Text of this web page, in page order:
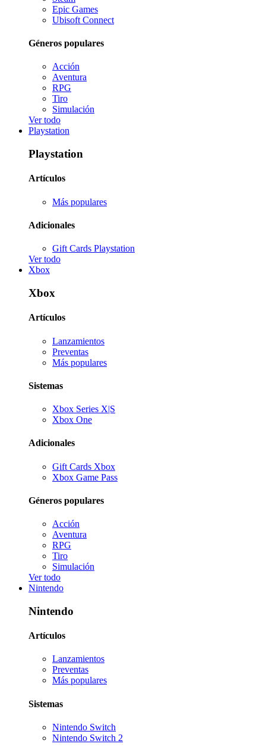
Epic Games
Ubisoft Connect
Géneros populares
Acción
Aventura
RPG
Tiro
Simulación
Ver todo
Playstation
Playstation
Artículos
Más populares
Adicionales
Gift Cards Playstation
Ver todo
Xbox
Xbox
Artículos
Lanzamientos
Preventas
Más populares
Sistemas
Xbox Series X|S
Xbox One
Adicionales
Gift Cards Xbox
Xbox Game Pass
Géneros populares
Acción
Aventura
RPG
Tiro
Simulación
Ver todo
Nintendo
Nintendo
Artículos
Lanzamientos
Preventas
Más populares
Sistemas
Nintendo Switch
Nintendo Switch 2